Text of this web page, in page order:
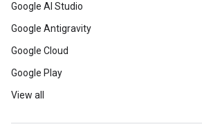
Google AI Studio
Google Antigravity
Google Cloud
Google Play
View all